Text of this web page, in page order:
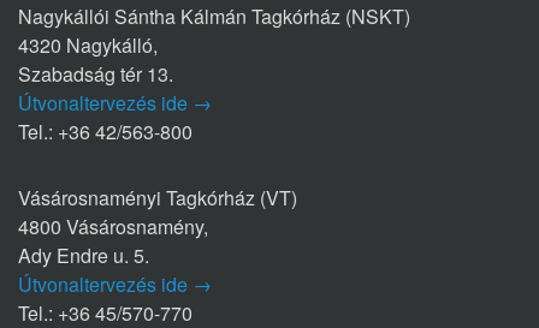
Nagykállói Sántha Kálmán Tagkórház (NSKT)
4320 Nagykálló,
Szabadság tér 13.
Útvonaltervezés ide →
Tel.: +36 42/563-800
Vásárosnaményi Tagkórház (VT)
4800 Vásárosnamény,
Ady Endre u. 5.
Útvonaltervezés ide →
Tel.: +36 45/570-770